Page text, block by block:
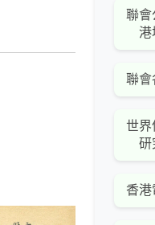
聯會
港
聯會
世界
研
香港